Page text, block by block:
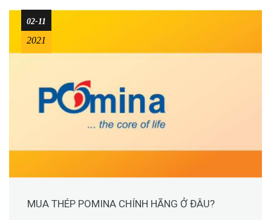
MUA THÉP POMINA CHÍNH HÃNG Ở ĐÂU?
02-11
2021